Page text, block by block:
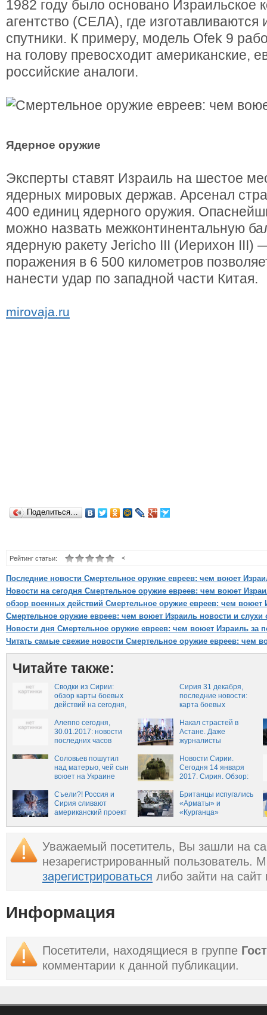
1982 году было основано Израильское
агентство (СЕЛА), где изготавливаются
спутники. К примеру, модель Ofek 9
на голову превосходит американские,
российские аналоги.
Ядерное оружие
Эксперты ставят Израиль на шестое
ядерных мировых держав. Арсенал
400 единиц ядерного оружия.
можно назвать межконтинентальную
ядерную ракету Jericho III (Иерихон III)
поражения в 6 500 километров
нанести удар по западной части Китая.
mirovaja.ru
Поделиться…
<
Рейтинг статьи:
Последние новости Смертельное оружие евреев: чем воюет
Новости на сегодня Смертельное оружие евреев: чем воюет
обзор военных действий Смертельное оружие евреев: чем воюет
Смертельное оружие евреев: чем воюет Израиль новости и слухи
Новости дня Смертельное оружие евреев: чем воюет Израиль за
Читать самые свежие новости Смертельное оружие евреев: чем
Читайте также:
Сводки из Сирии:
обзор карты боевых
действий на сегодня,
Сирия 31 декабря,
последние новости:
карта боевых
последнего часа из
Сирии от 31.01.2017,
Сирия-Россия,
Алеппо сегодня,
30.01.2017: новости
последних часов
Накал страстей в
Астане. Даже
журналисты
Соловьев пошутил
над матерью, чей сын
воюет на Украине
Новости Сирии.
Сегодня 14 января
2017. Сирия. Обзор:
сегодня
Съели?! Россия и
Сирия сливают
американский проект
Британцы испугались
«Арматы» и
«Курганца»
Уважаемый посетитель, Вы зашли на
незарегистрированный
зарегистрироваться либо зайти на
Информация
Посетители, находящиеся в группе
комментарии к данной публикации.